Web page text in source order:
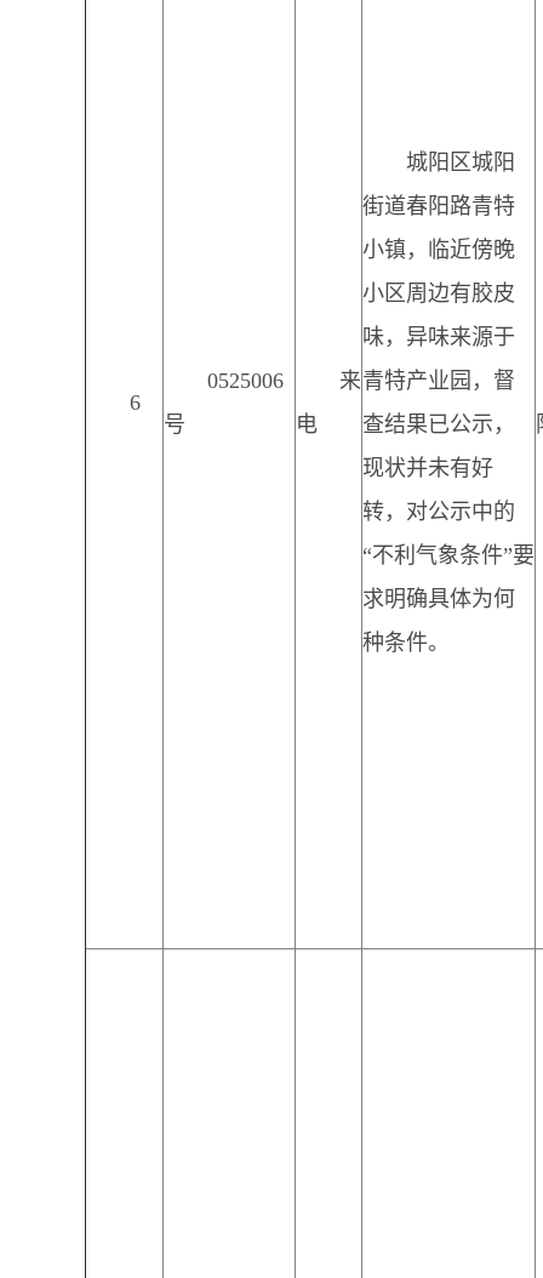
6
0525006
号
来
电
城阳区城阳
街道春阳路青特
小镇，临近傍晚
小区周边有胶皮
味，异味来源于
青特产业园，督
查结果已公示，
现状并未有好
转，对公示中的
“不利气象条件”要
求明确具体为何
种条件。